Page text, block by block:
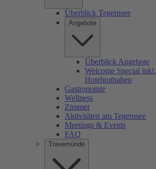
Überblick Tegernsee
Angebote
Überblick Angebote
Welcome Special
Hotelguthaben
Gastronomie
Wellness
Zimmer
Aktivitäten am Tegernsee
Meetings & Events
FAQ
Travemünde